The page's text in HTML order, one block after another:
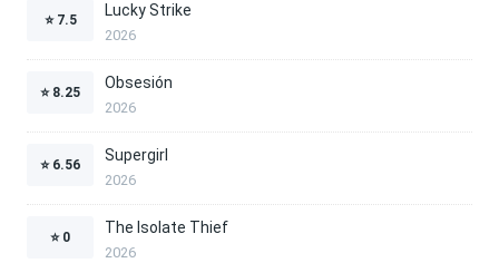
⭐ 7.5
Lucky Strike
2026
⭐ 8.25
Obsesión
2026
⭐ 6.56
Supergirl
2026
⭐ 0
The Isolate Thief
2026